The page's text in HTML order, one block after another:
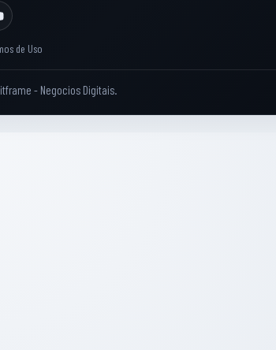
de Uso
- Negocios Digitais.